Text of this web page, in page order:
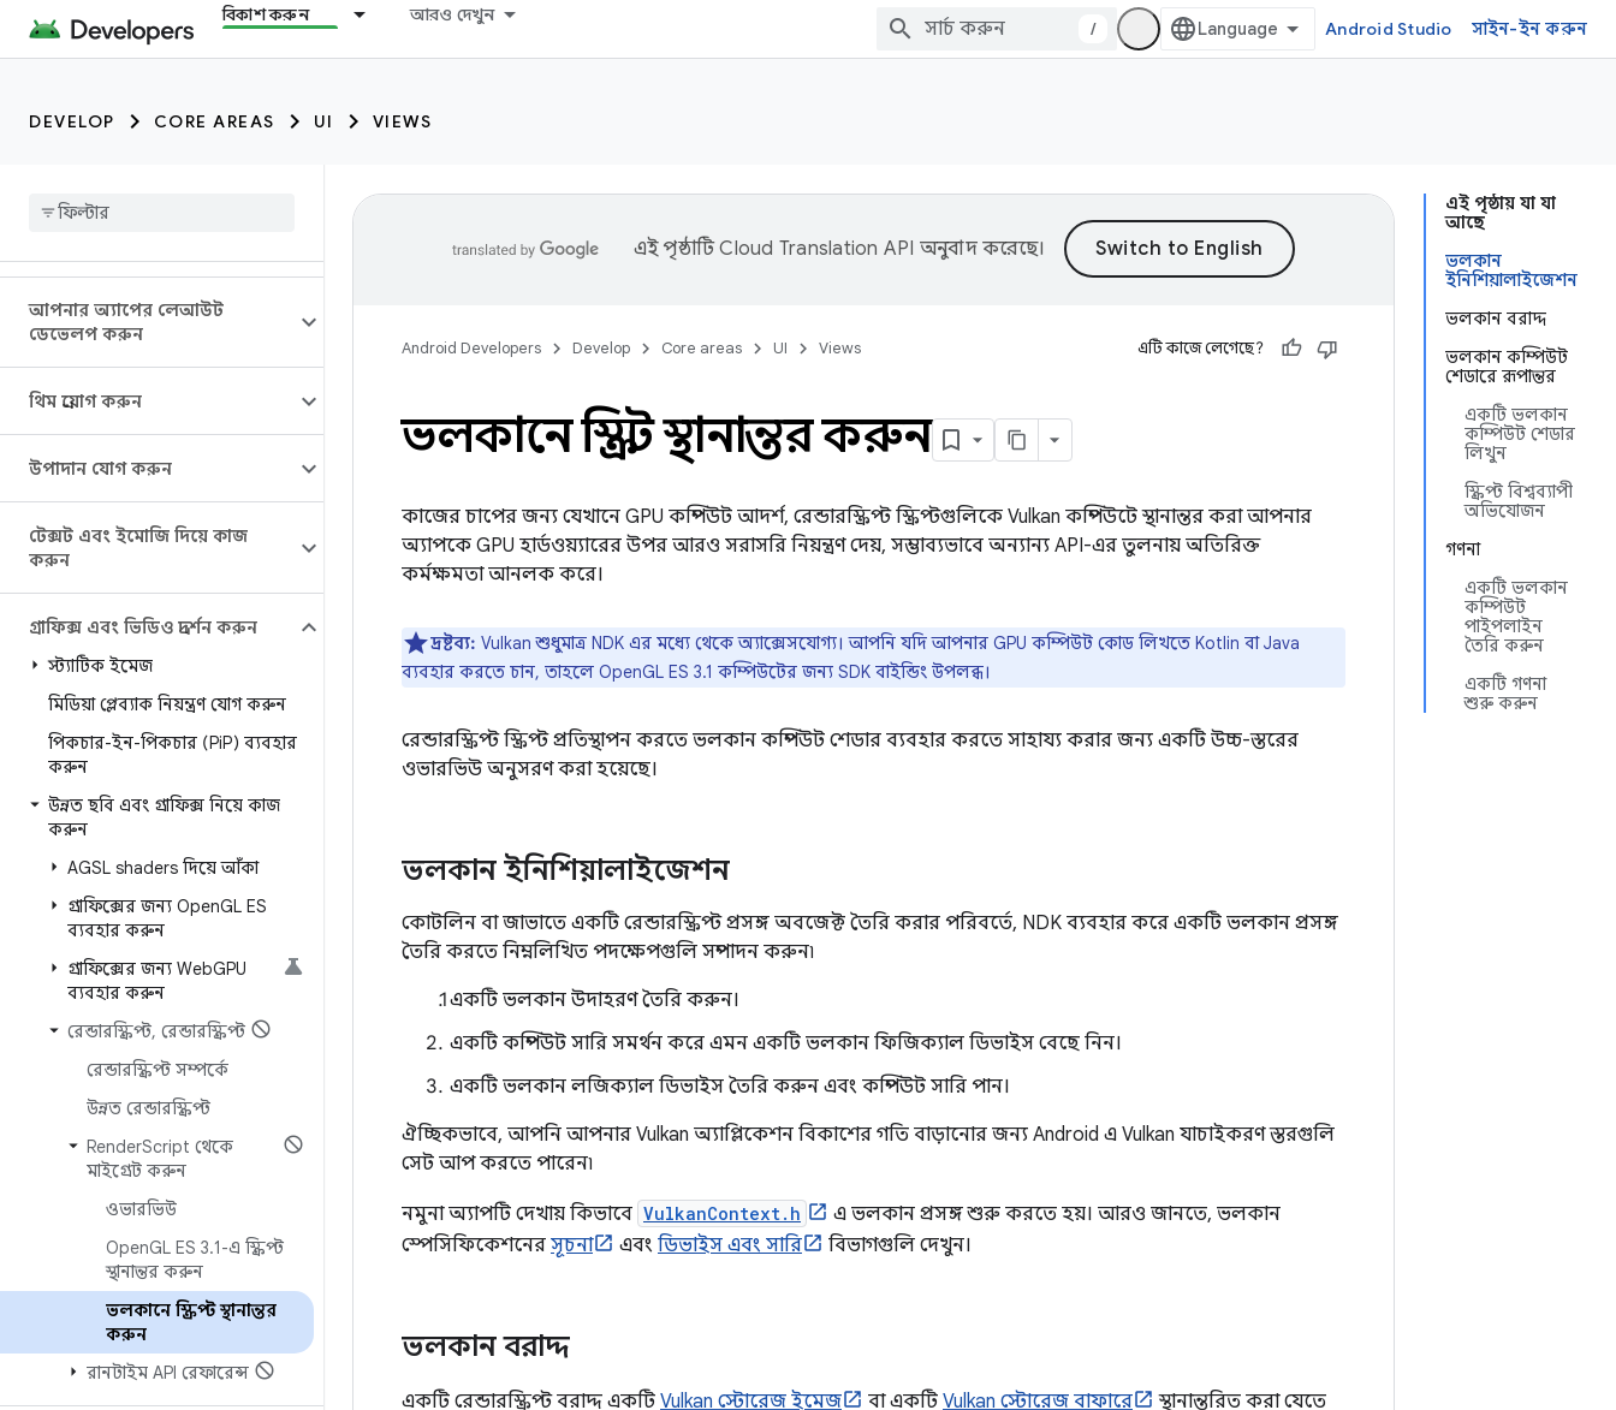
বিকাশ করুন আরও দেখুন
/ Android Studio সাইন-ইন করুন
DEVELOP CORE AREAS UI VIEWS
আপনার অ্যাপের লেআউট
ডেভেলপ করুন
থিম প্রয়োগ করুন
উপাদান যোগ করুন
টেক্সট এবং ইমোজি দিয়ে কাজ
করুন
গ্রাফিক্স এবং ভিডিও প্রদর্শন করুন
স্ট্যাটিক ইমেজ
মিডিয়া প্লেব্যাক নিয়ন্ত্রণ যোগ করুন
পিকচার-ইন-পিকচার (PiP) ব্যবহার
করুন
উন্নত ছবি এবং গ্রাফিক্স নিয়ে কাজ
করুন
AGSL shaders দিয়ে আঁকা
গ্রাফিক্সের জন্য OpenGL ES
ব্যবহার করুন
গ্রাফিক্সের জন্য WebGPU
ব্যবহার করুন
রেন্ডারস্ক্রিপ্ট, রেন্ডারস্ক্রিপ্ট
রেন্ডারস্ক্রিপ্ট সম্পর্কে
উন্নত রেন্ডারস্ক্রিপ্ট
RenderScript থেকে
মাইগ্রেট করুন
ওভারভিউ
OpenGL ES 3.1-এ স্ক্রিপ্ট
স্থানান্তর করুন
ভলকানে স্ক্রিপ্ট স্থানান্তর
করুন
রানটাইম API রেফারেন্স
এই পৃষ্ঠায় যা যা
আছে
ভলকান
ইনিশিয়ালাইজেশন
ভলকান বরাদ্দ
ভলকান কম্পিউট
শেডারে রূপান্তর
একটি ভলকান
কম্পিউট শেডার
লিখুন
স্ক্রিপ্ট বিশ্বব্যাপী
অভিযোজন
গণনা
একটি ভলকান
কম্পিউট
পাইপলাইন
তৈরি করুন
একটি গণনা
শুরু করুন
এই পৃষ্ঠাটিCloud Translation API অনুবাদ করেছে।
Android Developers Develop Core areas UI Views এটি কাজে লেগেছে?
ভলকানে স্ক্রিপ্ট স্থানান্তর করুন
কাজের চাপের জন্য যেখানে GPU কম্পিউট আদর্শ, রেন্ডারস্ক্রিপ্ট স্ক্রিপ্টগুলিকে Vulkan কম্পিউটে স্থানান্তর করা আপনার
অ্যাপকে GPU হার্ডওয়্যারের উপর আরও সরাসরি নিয়ন্ত্রণ দেয়, সম্ভাব্যভাবে অন্যান্য API-এর তুলনায় অতিরিক্ত
কর্মক্ষমতা আনলক করে।
দ্রষ্টব্য: Vulkan শুধুমাত্র NDK এর মধ্যে থেকে অ্যাক্সেসযোগ্য। আপনি যদি আপনার GPU কম্পিউট কোড লিখতে Kotlin বা Java
ব্যবহার করতে চান, তাহলে OpenGL ES 3.1 কম্পিউটের জন্য SDK বাইন্ডিং উপলব্ধ।
রেন্ডারস্ক্রিপ্ট স্ক্রিপ্ট প্রতিস্থাপন করতে ভলকান কম্পিউট শেডার ব্যবহার করতে সাহায্য করার জন্য একটি উচ্চ-স্তরের
ওভারভিউ অনুসরণ করা হয়েছে।
ভলকান ইনিশিয়ালাইজেশন
কোটলিন বা জাভাতে একটি রেন্ডারস্ক্রিপ্ট প্রসঙ্গ অবজেক্ট তৈরি করার পরিবর্তে, NDK ব্যবহার করে একটি ভলকান প্রসঙ্গ
তৈরি করতে নিম্নলিখিত পদক্ষেপগুলি সম্পাদন করুন৷
একটি ভলকান উদাহরণ তৈরি করুন।
একটি কম্পিউট সারি সমর্থন করে এমন একটি ভলকান ফিজিক্যাল ডিভাইস বেছে নিন।
একটি ভলকান লজিক্যাল ডিভাইস তৈরি করুন এবং কম্পিউট সারি পান।
ঐচ্ছিকভাবে, আপনি আপনার Vulkan অ্যাপ্লিকেশন বিকাশের গতি বাড়ানোর জন্য Android এ Vulkan যাচাইকরণ স্তরগুলি
সেট আপ করতে পারেন৷
নমুনা অ্যাপটি দেখায় কিভাবে VulkanContext.h
এ ভলকান প্রসঙ্গ শুরু করতে হয়। আরও জানতে, ভলকান
স্পেসিফিকেশনের সূচনা এবং ডিভাইস এবং সারি বিভাগগুলি দেখুন।
ভলকান বরাদ্দ
একটি রেন্ডারস্ক্রিপ্ট বরাদ্দ একটি Vulkan স্টোরেজ ইমেজ বা একটি Vulkan স্টোরেজ বাফারে
স্থানান্তরিত করা যেতে